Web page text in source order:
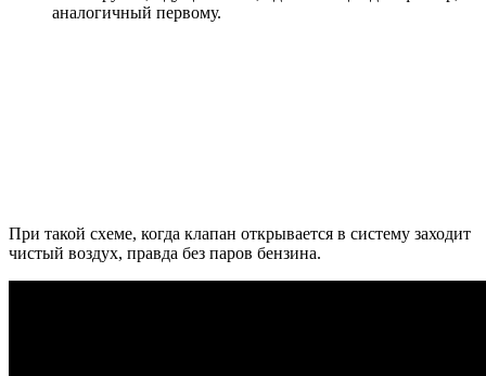
аналогичный первому.
При такой схеме, когда клапан открывается в систему заходит
чистый воздух, правда без паров бензина.